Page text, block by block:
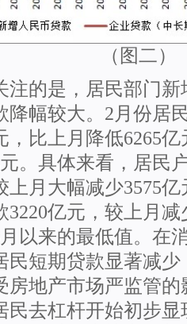
（图二）
注的是，居民部门
降幅较大。2月份居
，比上月降低6265
。具体来看，居民
上月大幅减少3575
3220亿元，较上月减
以来的最低值。在
民短期贷款显著减
房地产市场严监管
民去杠杆开始初步